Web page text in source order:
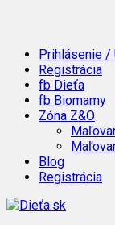
Prihlásenie /
Registrácia
fb Dieťa
fb Biomamy
Zóna Z&O
Blog
Registrácia